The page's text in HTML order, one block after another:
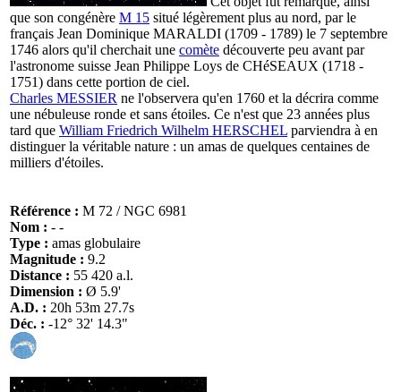
que son congénère M 15 situé légèrement plus au nord, par le
français Jean Dominique MARALDI (1709 - 1789) le 7 septembre
1746 alors qu'il cherchait une comète découverte peu avant par
l'astronome suisse Jean Philippe Loys de CHéSEAUX (1718 -
1751) dans cette portion de ciel.
Charles MESSIER ne l'observera qu'en 1760 et la décrira comme
une nébuleuse ronde et sans étoiles. Ce n'est que 23 années plus
tard que William Friedrich Wilhelm HERSCHEL parviendra à en
distinguer la véritable nature : un amas de quelques centaines de
milliers d'étoiles.
Référence : M 72 / NGC 6981
Nom : - -
Type : amas globulaire
Magnitude : 9.2
Distance : 55 420 a.l.
Dimension : Ø 5.9'
A.D. : 20h 53m 27.7s
Déc. : -12° 32' 14.3"